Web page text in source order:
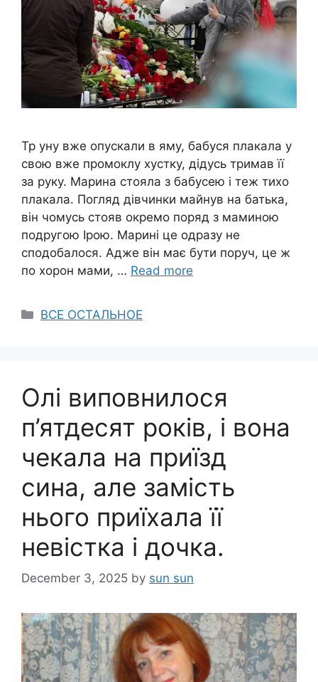
Тр yну вже опускали в ямy, бабуся плакала у
свою вже промоклу хустку, дідусь тримав її
за руку. Марина стояла з бабусею і теж тихо
плакала. Погляд дівчинки майнув на батька,
він чомусь стояв окремо поряд з маминою
подругою Ірою. Марині це одразу не
сподобалося. Адже він має бути поруч, це ж
по xорон мами, … Read more
Categories
ВСЕ ОСТАЛЬНОЕ
Олі виповнилося
п’ятдесят років, і вона
чекала на приїзд
сина, але замість
нього приїхала її
невістка і дочка.
December 3, 2025 by sun sun